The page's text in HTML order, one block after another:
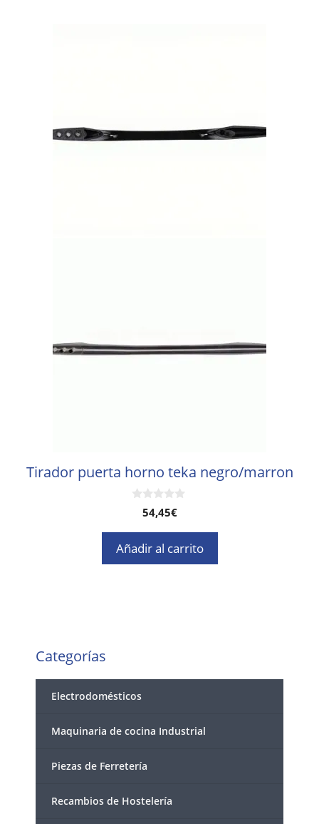
Tirador puerta horno teka negro/marron
54,45€
Añadir al carrito
Categorías
Electrodomésticos
Maquinaria de cocina Industrial
Piezas de Ferretería
Recambios de Hostelería